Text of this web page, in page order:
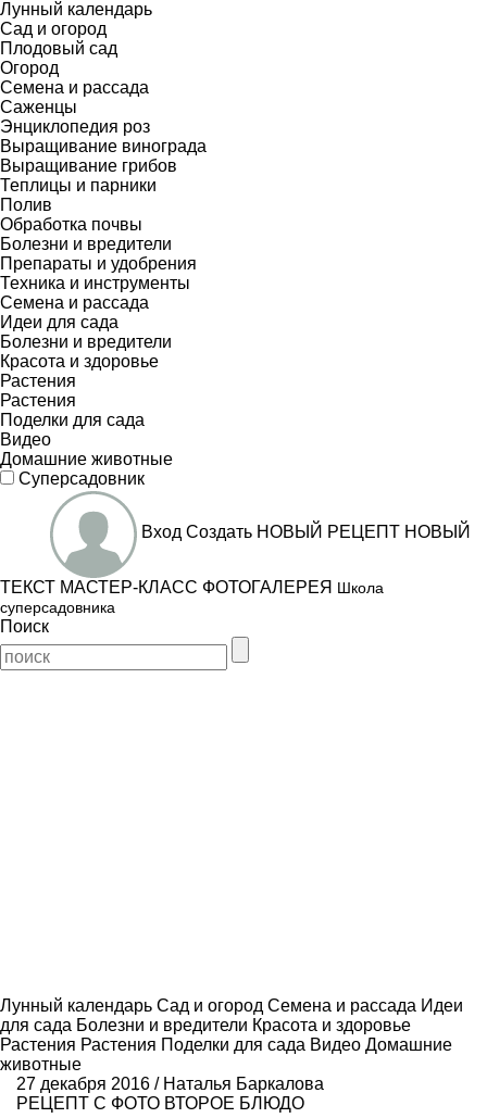
Лунный календарь
Сад и огород
Плодовый сад
Огород
Семена и рассада
Саженцы
Энциклопедия роз
Выращивание винограда
Выращивание грибов
Теплицы и парники
Полив
Обработка почвы
Болезни и вредители
Препараты и удобрения
Техника и инструменты
Семена и рассада
Идеи для сада
Болезни и вредители
Красота и здоровье
Растения
Растения
Поделки для сада
Видео
Домашние животные
Суперсадовник
Вход Создать НОВЫЙ РЕЦЕПТ НОВЫЙ
ТЕКСТ МАСТЕР-КЛАСС ФОТОГАЛЕРЕЯ Школа
суперсадовника
Поиск
Лунный календарь Сад и огород Семена и рассада Идеи
для сада Болезни и вредители Красота и здоровье
Растения Растения Поделки для сада Видео Домашние
животные
27 декабря 2016 / Наталья Баркалова
РЕЦЕПТ С ФОТО ВТОРОЕ БЛЮДО